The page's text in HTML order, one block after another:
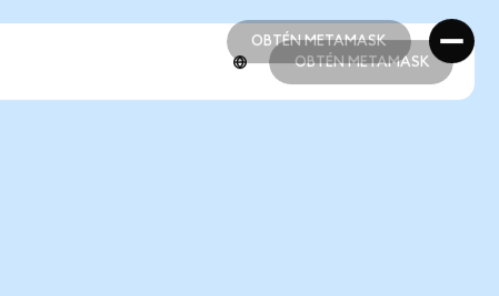
OBTÉN METAMASK
OBTÉN METAMASK
OBTÉN METAMASK